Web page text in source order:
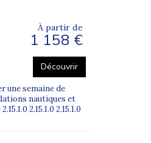
éducatif
formée
À partir de
1 158 €
Découvrir
une semaine de
nautiques et
2.15.1.0 2.15.1.0